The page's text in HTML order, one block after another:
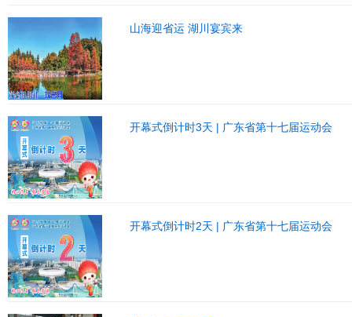
山海迎省运 湖川宴宾来
开幕式倒计时3天 | 广东省第十七届运动会
开幕式倒计时2天 | 广东省第十七届运动会